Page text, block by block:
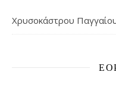
Χρυσοκάστρου